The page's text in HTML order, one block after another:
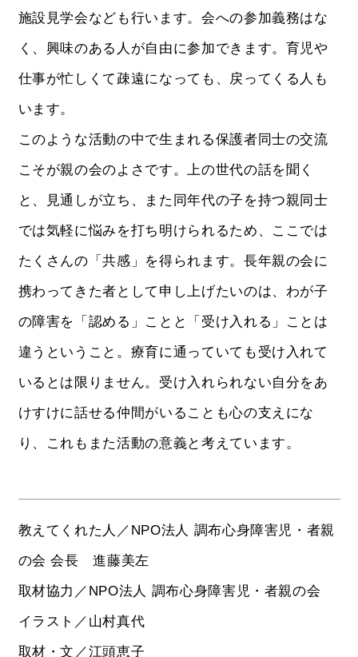
施設見学会なども行います。会への参加義務はな
く、興味のある人が自由に参加できます。育児や
仕事が忙しくて疎遠になっても、戻ってくる人も
います。
このような活動の中で生まれる保護者同士の交流
こそが親の会のよさです。上の世代の話を聞く
と、見通しが立ち、また同年代の子を持つ親同士
では気軽に悩みを打ち明けられるため、ここでは
たくさんの「共感」を得られます。長年親の会に
携わってきた者として申し上げたいのは、わが子
の障害を「認める」ことと「受け入れる」ことは
違うということ。療育に通っていても受け入れて
いるとは限りません。受け入れられない自分をあ
けすけに話せる仲間がいることも心の支えにな
り、これもまた活動の意義と考えています。
教えてくれた人／NPO法人 調布心身障害児・者親
の会 会長 進藤美左
取材協力／NPO法人 調布心身障害児・者親の会
イラスト／山村真代
取材・文／江頭恵子